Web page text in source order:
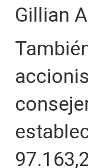
Gillian